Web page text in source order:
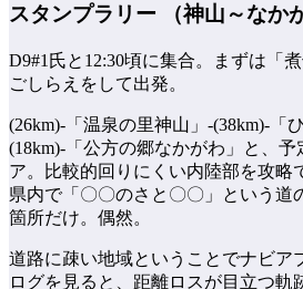
スタンプラリー （神山～なか
D9#1氏と12:30頃に集合。まずは「
ごしらえをして出発。
(26km)-「温泉の里神山」-(38km)-「
(18km)-「公方の郷なかがわ」と、予
ア。比較的回りにくい内陸部を攻略
県内で「〇〇のさと〇〇」という道
箇所だけ。偶然。
道路に疎い地域ということでナビア
ログを見ると、距離ロスが目立つ軌